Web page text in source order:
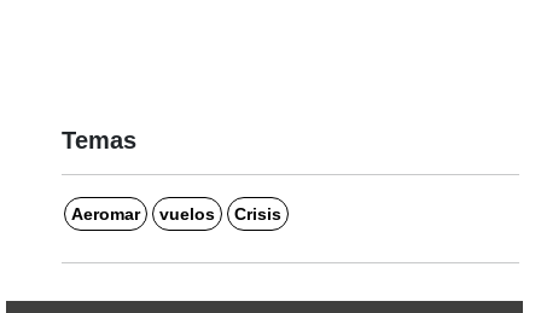
Temas
Aeromar vuelos Crisis